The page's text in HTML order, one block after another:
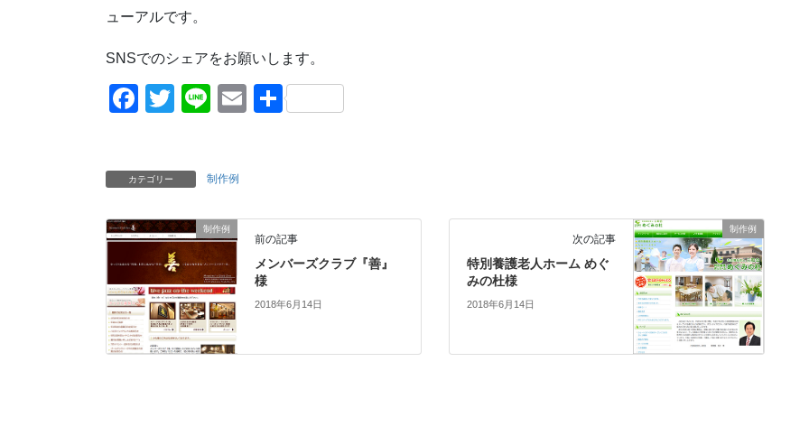
ューアルです。
SNSでのシェアをお願いします。
F
e
b
o
o
k
T
er
Li
E 共
カテゴリー 制作例
制作例
前の記事
メンバーズクラブ『善』
様
2018年6月14日
制作例
次の記事
特別養護老人ホーム めぐ
みの杜様
2018年6月14日